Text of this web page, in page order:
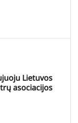
Lietuvos
asociacijos